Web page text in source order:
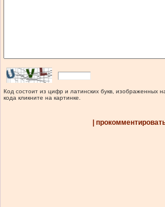
Код состоит из цифр и латинских букв, изображенных
кода кликните на картинке.
| прокомментировать